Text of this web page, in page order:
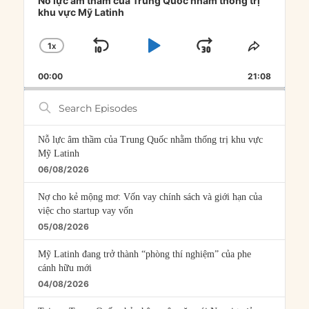
khu vực Mỹ Latinh
CHANGE
RATE
1X
SKIP
PLAYJUMP
FORWARD
SHARE
00:00 21:08
Search
Episodes
Nỗ lực âm thầm của Trung Quốc nhằm thống trị khu vực
Mỹ Latinh
06/08/2026
Nợ cho kẻ mộng mơ: Vốn vay chính sách và giới hạn của
việc cho startup vay vốn
05/08/2026
Mỹ Latinh đang trở thành “phòng thí nghiệm” của phe
cánh hữu mới
04/08/2026